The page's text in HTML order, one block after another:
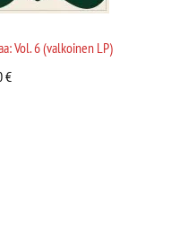
Vol. 6 (valkoinen LP)
€